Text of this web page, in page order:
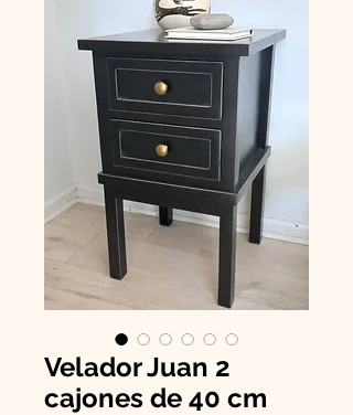
Velador Juan 2
cajones de 40 cm